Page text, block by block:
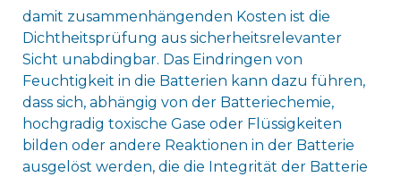
damit zusammenhängenden Kosten ist die
Dichtheitsprüfung aus sicherheitsrelevanter
Sicht unabdingbar. Das Eindringen von
Feuchtigkeit in die Batterien kann dazu führen,
dass sich, abhängig von der Batteriechemie,
hochgradig toxische Gase oder Flüssigkeiten
bilden oder andere Reaktionen in der Batterie
ausgelöst werden, die die Integrität der Batterie